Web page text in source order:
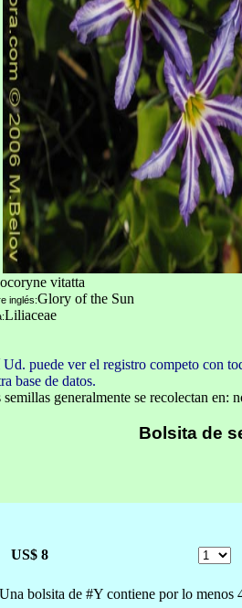
vitatta
inglés:Glory of the Sun
Liliaceae
puede ver el registro competo con
base de datos.
semillas generalmente se recolectan en:
Bolsita de
US$ 8
Una bolsita de #Y contiene por lo menos